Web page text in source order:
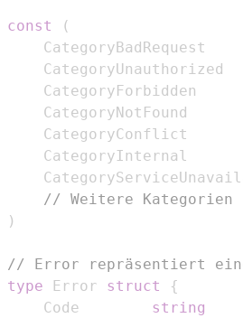
const
(
CategoryBadRequest
CategoryUnauthorized
CategoryForbidden
CategoryNotFound
CategoryConflict
CategoryInternal
// Weitere Kategorien
)
// Error repräsentiert
type Error struct
{
	Code
string